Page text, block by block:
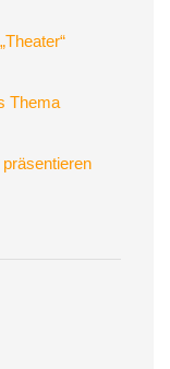
Thema